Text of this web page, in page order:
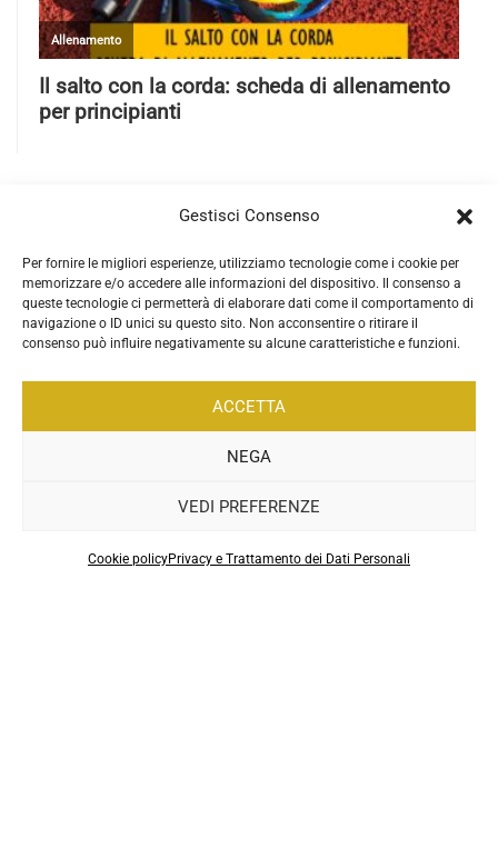
Gestisci Consenso
Per fornire le migliori esperienze, utilizziamo tecnologie come i cookie per
memorizzare e/o accedere alle informazioni del dispositivo. Il consenso a
queste tecnologie ci permetterà di elaborare dati come il comportamento di
navigazione o ID unici su questo sito. Non acconsentire o ritirare il
consenso può influire negativamente su alcune caratteristiche e funzioni.
ACCETTA
NEGA
VEDI PREFERENZE
Cookie policyPrivacy e Trattamento dei Dati Personali